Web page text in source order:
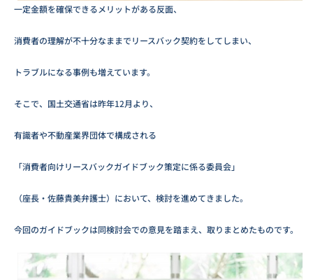
一定金額を確保できるメリットがある反面、
消費者の理解が不十分なままでリースバック契約をしてしまい、
トラブルになる事例も増えています。
そこで、国土交通省は昨年12月より、
有識者や不動産業界団体で構成される
「消費者向けリースバックガイドブック策定に係る委員会」
（座長・佐藤貴美弁護士）において、検討を進めてきました。
今回のガイドブックは同検討会での意見を踏まえ、取りまとめたものです。